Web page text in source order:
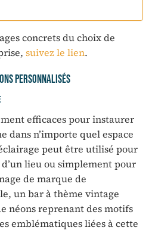
concrets du choix de
suivez le lien.
personnalisés
efficaces pour instaurer
dans n’importe quel espace
peut être utilisé pour
lieu ou simplement pour
de marque de
un bar à thème vintage
néons reprenant des motifs
emblématiques liées à cette